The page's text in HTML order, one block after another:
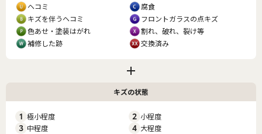
ヘコミ
腐食
キズを伴うヘコミ
フロントガラスの点キズ
色あせ・塗装はがれ
割れ、破れ、裂け等
補修した跡
交換済み
キズの状態
1 極小程度 2 小程度
3 中程度 4 大程度